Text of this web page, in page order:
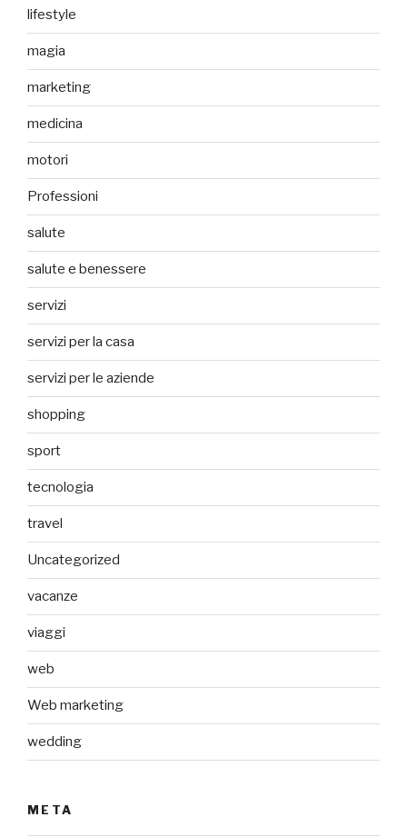
lifestyle
magia
marketing
medicina
motori
Professioni
salute
salute e benessere
servizi
servizi per la casa
servizi per le aziende
shopping
sport
tecnologia
travel
Uncategorized
vacanze
viaggi
web
Web marketing
wedding
META